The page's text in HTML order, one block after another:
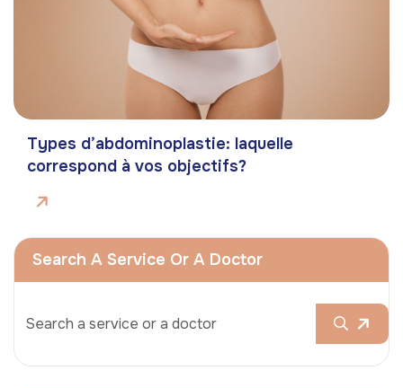
Types d’abdominoplastie: laquelle
correspond à vos objectifs?
Search A Service Or A Doctor